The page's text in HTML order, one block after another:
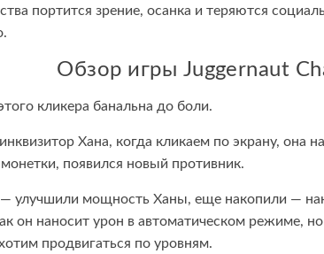
портится зрение, осанка и теряются
Обзор игры Juggernaut
кликера банальна до боли.
Хана, когда кликаем по экрану, она
появился новый противник.
улучшили мощность Ханы, еще накопили —
он наносит урон в автоматическом режиме,
продвигаться по уровням.